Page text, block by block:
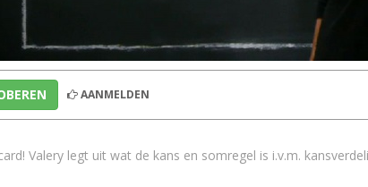
AANMELDEN
Valery legt uit wat de kans en somregel is i.v.m.